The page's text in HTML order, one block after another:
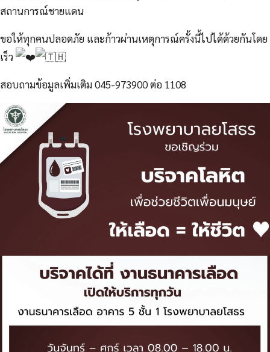
สถานการณ์ชายแดน
ขอให้ทุกคนปลอดภัย และก้าวผ่านเหตุการณ์ครั้งนี้ไปได้ด้วยกันโดย
เร็ว
สอบถามข้อมูลเพิ่มเติม 045-973900 ต่อ 1108